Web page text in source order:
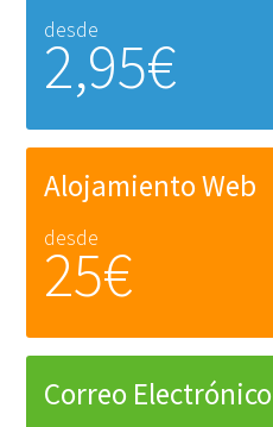
desde
2,95€
Alojamiento Web
desde
25€
Correo Electrónico